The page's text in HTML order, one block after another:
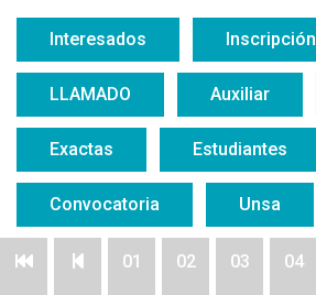
Interesados Inscripción
LLAMADO Auxiliar
Exactas Estudiantes
Convocatoria Unsa
01 02 03 04